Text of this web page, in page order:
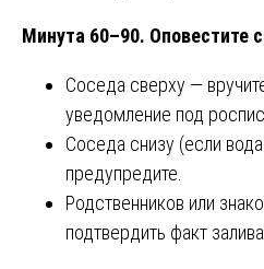
Минута 60–90. Оповестите
Соседа сверху —
уведомление под
Соседа снизу (если
предупредите.
Родственников или
подтвердить факт